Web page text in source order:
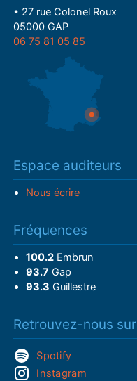
• 27 rue Colonel Roux
05000 GAP
06 75 81 05 85
Espace auditeurs
Nous écrire
Fréquences
100.2Embrun
93.7 Gap
93.3 Guillestre
Retrouvez-nous sur
Spotify
Instagram